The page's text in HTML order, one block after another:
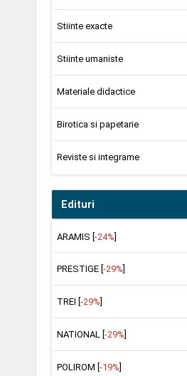
Stiinte exacte
Stiinte umaniste
Materiale didactice
Birotica si papetarie
Reviste si integrame
Edituri
ARAMIS [-24%]
PRESTIGE [ -29%
TREI [ -29%
NATIONAL [ -29%
POLIROM [ -19%